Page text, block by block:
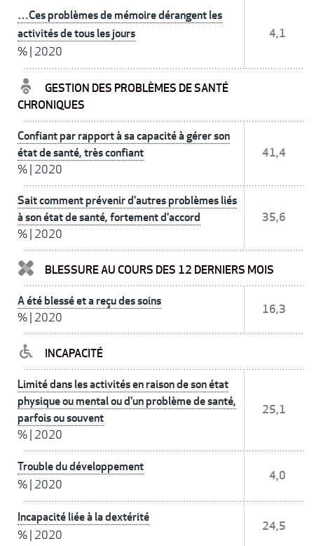
…Ces problèmes de mémoire dérangent les
activités de tous les jours
% 2020
4,1
GESTION DES PROBLÈMES DE SANTÉ
CHRONIQUES
Confiant par rapport à sa capacité à gérer son
état de santé, très confiant
% 2020
41,4
Sait comment prévenir d'autres problèmes liés
à son état de santé, fortement d'accord
% 2020
35,6
BLESSURE AU COURS DES 12 DERNIERS MOIS
A été blessé et a reçu des soins
% 2020
16,3
INCAPACITÉ
Limité dans les activités en raison de son état
physique ou mental ou d'un problème de santé,
parfois ou souvent
% 2020
25,1
Trouble du développement
% 2020
4,0
Incapacité liée à la dextérité
% 2020
24,5